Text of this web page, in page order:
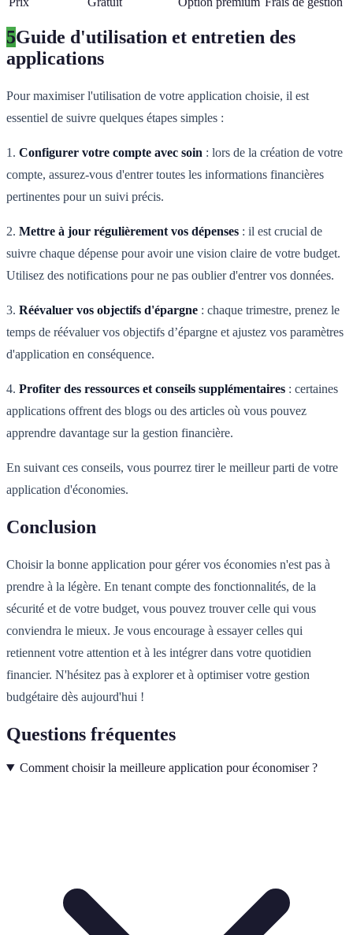
5Guide d'utilisation et entretien des
applications
Pour maximiser l'utilisation de votre application choisie, il est
essentiel de suivre quelques étapes simples :
1. Configurer votre compte avec soin : lors de la création de votre
compte, assurez-vous d'entrer toutes les informations financières
pertinentes pour un suivi précis.
2. Mettre à jour régulièrement vos dépenses : il est crucial de
suivre chaque dépense pour avoir une vision claire de votre budget.
Utilisez des notifications pour ne pas oublier d'entrer vos données.
3. Réévaluer vos objectifs d'épargne : chaque trimestre, prenez le
temps de réévaluer vos objectifs d’épargne et ajustez vos paramètres
d'application en conséquence.
4. Profiter des ressources et conseils supplémentaires : certaines
applications offrent des blogs ou des articles où vous pouvez
apprendre davantage sur la gestion financière.
En suivant ces conseils, vous pourrez tirer le meilleur parti de votre
application d'économies.
Conclusion
Choisir la bonne application pour gérer vos économies n'est pas à
prendre à la légère. En tenant compte des fonctionnalités, de la
sécurité et de votre budget, vous pouvez trouver celle qui vous
conviendra le mieux. Je vous encourage à essayer celles qui
retiennent votre attention et à les intégrer dans votre quotidien
financier. N'hésitez pas à explorer et à optimiser votre gestion
budgétaire dès aujourd'hui !
Questions fréquentes
Comment choisir la meilleure application pour économiser ?